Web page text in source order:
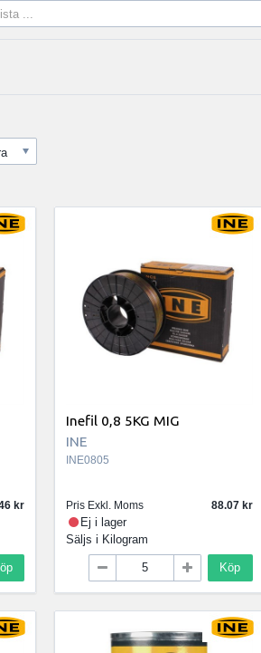
Inefil 0,8 5KG MIG
INE
INE0805
Pris Exkl. Moms 88.07
Ej i lager
Säljs i Kilogram
Köp